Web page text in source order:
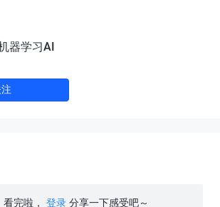
器学习AI
看完啦， 登录 分享一下感受吧～